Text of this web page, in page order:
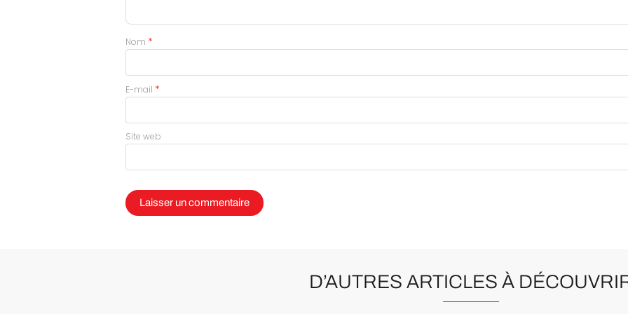
Nom *
E-mail *
Site web
D’AUTRES ARTICLES À